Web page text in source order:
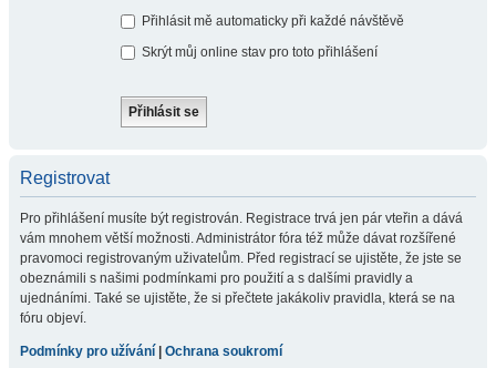
Přihlásit mě automaticky při každé návštěvě
Skrýt můj online stav pro toto přihlášení
Registrovat
Pro přihlášení musíte být registrován. Registrace trvá jen pár vteřin a dává
vám mnohem větší možnosti. Administrátor fóra též může dávat rozšířené
pravomoci registrovaným uživatelům. Před registrací se ujistěte, že jste se
obeznámili s našimi podmínkami pro použití a s dalšími pravidly a
ujednáními. Také se ujistěte, že si přečtete jakákoliv pravidla, která se na
fóru objeví.
Podmínky pro užívání Ochrana soukromí